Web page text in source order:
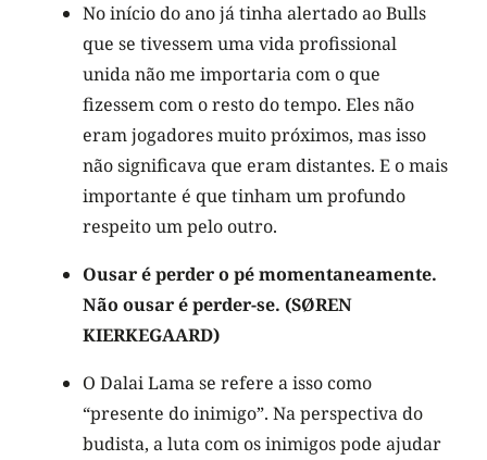
No início do ano já tinha alertado ao Bulls
que se tivessem uma vida profissional
unida não me importaria com o que
fizessem com o resto do tempo. Eles não
eram jogadores muito próximos, mas isso
não significava que eram distantes. E o mais
importante é que tinham um profundo
respeito um pelo outro.
Ousar é perder o pé momentaneamente.
Não ousar é perder-se. (SØREN
KIERKEGAARD)
O Dalai Lama se refere a isso como
“presente do inimigo”. Na perspectiva do
budista, a luta com os inimigos pode ajudar